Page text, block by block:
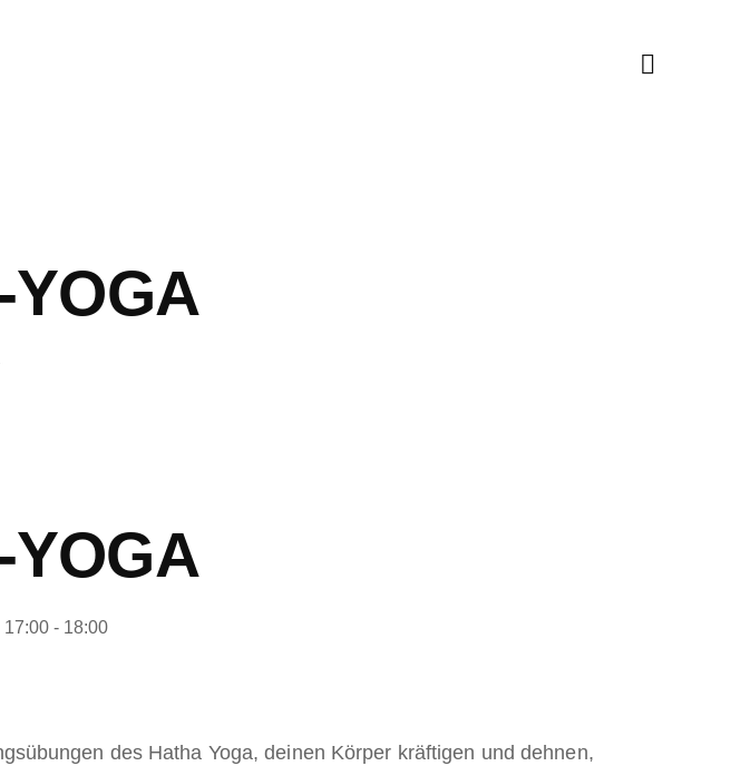
YOGA
YOGA
17:00- 18:00
des Hatha Yoga, deinen Körper kräftigen und dehnen,